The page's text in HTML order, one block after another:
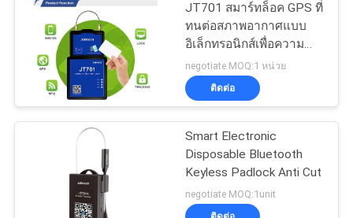
เซ็นเซอร์ระดับถัง
น้ำมันเชื้อเพลิงดีเซล
24
อุปกรณ์ติดตามยาน
11
JT701 สมาร์ทล็อค GPS ที่
ทนต่อสภาพอากาศแบบ
อิเล็กทรอนิกส์เพื่อความ
ปลอดภัยของตู้
คอนเทนเนอร์
negotiate MOQ:1 หน่วย
ติดต่อ
Smart Electronic
Disposable Bluetooth
Keyless Padlock Anti Cut
negotiate MOQ:1unit